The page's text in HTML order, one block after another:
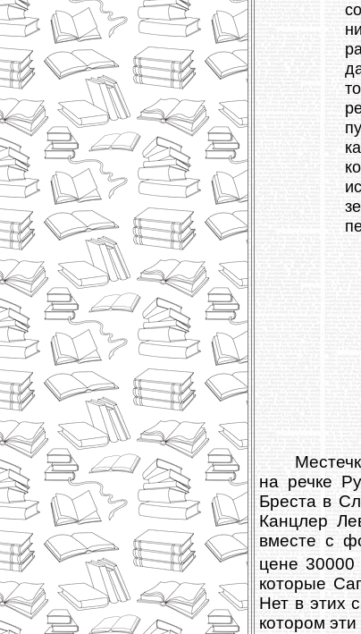
на речке
Бреста в
Канцлер
вместе с
цене 30000
которые
Нет в этих
котором